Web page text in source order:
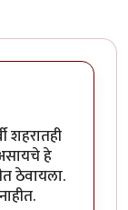
हे
ठेवायला.